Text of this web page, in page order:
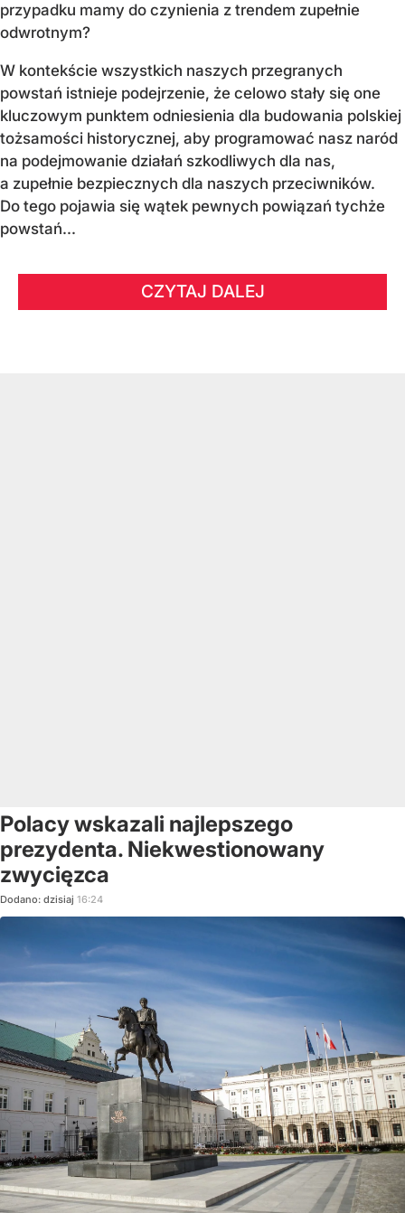
przypadku mamy do czynienia z trendem zupełnie
odwrotnym?
W kontekście wszystkich naszych przegranych
powstań istnieje podejrzenie, że celowo stały się one
kluczowym punktem odniesienia dla budowania polskiej
tożsamości historycznej, aby programować nasz naród
na podejmowanie działań szkodliwych dla nas,
a zupełnie bezpiecznych dla naszych przeciwników.
Do tego pojawia się wątek pewnych powiązań tychże
powstań...
CZYTAJ DALEJ
Polacy wskazali najlepszego
prezydenta. Niekwestionowany
zwycięzca
Dodano: dzisiaj 16:24